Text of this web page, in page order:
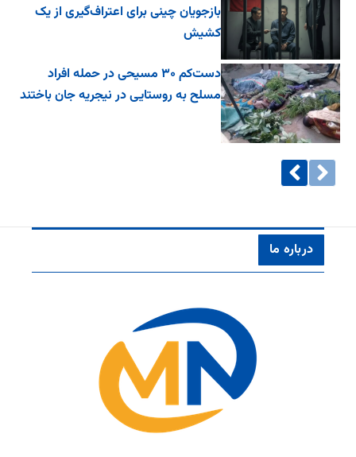
بازجویان چینی برای اعتراف‌گیری از یک
کشیش
دست‌کم ۳۰ مسیحی در حمله افراد
مسلح به روستایی در نیجریه جان باختند
درباره ما